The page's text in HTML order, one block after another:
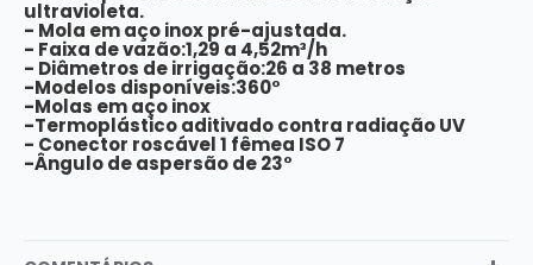
ultravioleta.
- Mola em aço inox pré-ajustada.
- Faixa de vazão:1,29 a 4,52m³/h
- Diâmetros de irrigação:26 a 38 metros
-Modelos disponíveis:360°
-Molas em aço inox
-Termoplástico aditivado contra radiação UV
- Conector roscável 1 fêmea ISO 7
-Ângulo de aspersão de 23°